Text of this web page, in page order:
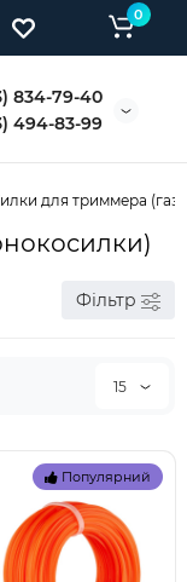
834-79-40
494-83-99
0
для триммера
Фільтр
15
Популярний